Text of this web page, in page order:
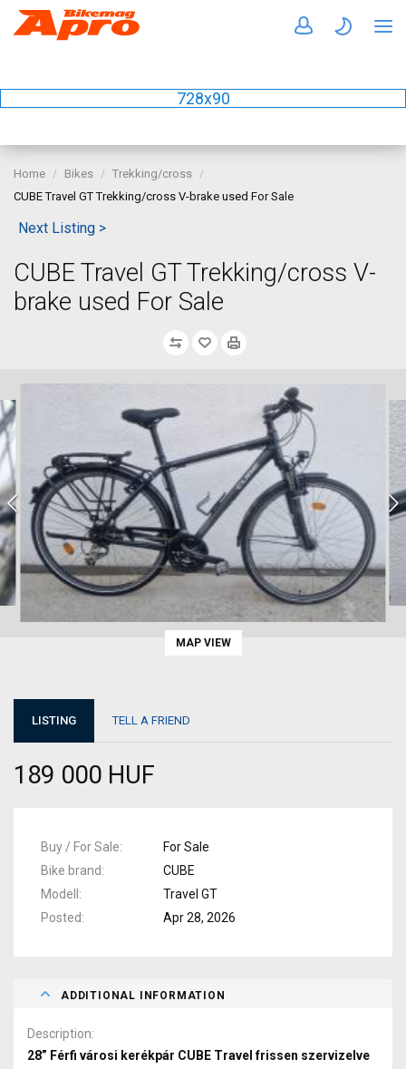
728x90
Home Bikes
Trekking/cross
CUBE Travel GT Trekking/cross V-brake used For Sale
Next Listing >
CUBE Travel GT Trekking/cross V-
brake used For Sale
MAP VIEW
LISTING TELL A FRIEND
189 000 HUF
Buy / For Sale
For Sale
Bike brand
CUBE
Modell
Travel GT
Posted
Apr 28, 2026
ADDITIONAL INFORMATION
Description
28” Férfi városi kerékpár CUBE Travel frissen szervizelve